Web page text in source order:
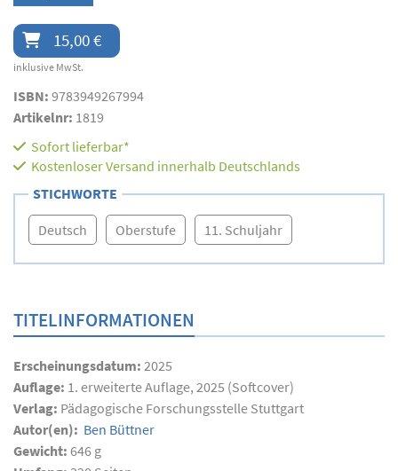
15,00 €
inklusive MwSt.
ISBN: 9783949267994
Artikelnr: 1819
Sofort lieferbar*
Kostenloser Versand innerhalb Deutschlands
STICHWORTE
Deutsch Oberstufe 11. Schuljahr
TITELINFORMATIONEN
Erscheinungsdatum: 2025
Auflage: 1. erweiterte Auflage, 2025 (Softcover)
Verlag: Pädagogische Forschungsstelle Stuttgart
Autor(en): Ben Büttner
Gewicht: 646 g